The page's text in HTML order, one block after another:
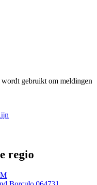
gebruikt om meldingen
regio